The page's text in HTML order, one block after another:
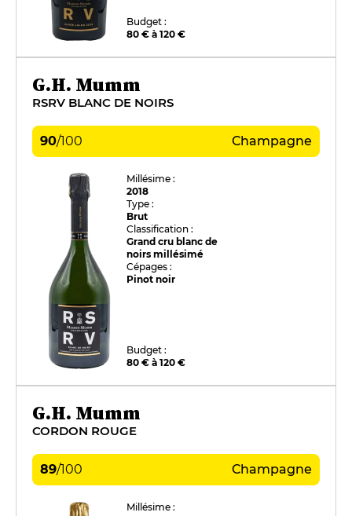
Budget :
80 € à 120 €
G.H. Mumm
RSRV BLANC DE NOIRS
90/100 Champagne
Millésime :
2018
Type :
Brut
Classification :
Grand cru blanc de
noirs millésimé
Cépages :
Pinot noir
Budget :
80 € à 120 €
G.H. Mumm
CORDON ROUGE
89/100 Champagne
Millésime :